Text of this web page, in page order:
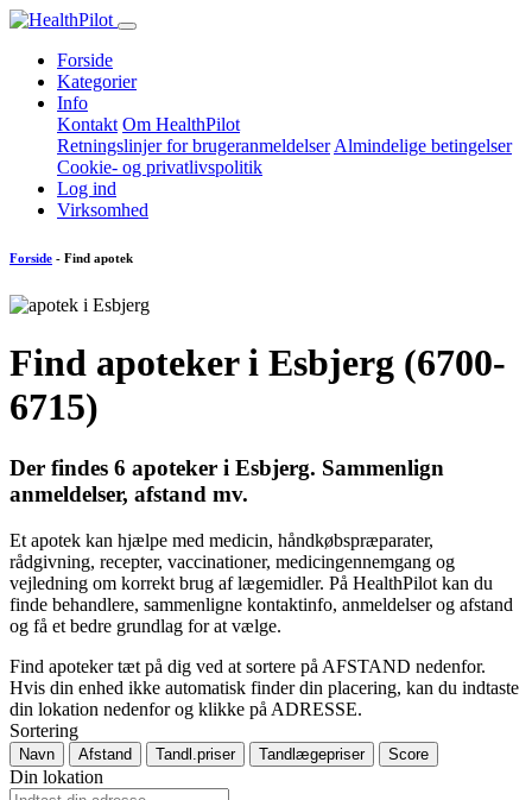
Forside
Kategorier
Info
Kontakt Om HealthPilot
Retningslinjer for brugeranmeldelser Almindelige betingelser
Cookie- og privatlivspolitik
Log ind
Virksomhed
Forside - Find apotek
Find apoteker i Esbjerg (6700-
6715)
Der findes 6 apoteker i Esbjerg. Sammenlign
anmeldelser, afstand mv.
Et apotek kan hjælpe med medicin, håndkøbspræparater,
rådgivning, recepter, vaccinationer, medicingennemgang og
vejledning om korrekt brug af lægemidler. På HealthPilot kan du
finde behandlere, sammenligne kontaktinfo, anmeldelser og afstand
og få et bedre grundlag for at vælge.
Find apoteker tæt på dig ved at sortere på AFSTAND nedenfor.
Hvis din enhed ikke automatisk finder din placering, kan du indtaste
din lokation nedenfor og klikke på ADRESSE.
Sortering
Navn Afstand Tandl.priser Tandlægepriser Score
Din lokation